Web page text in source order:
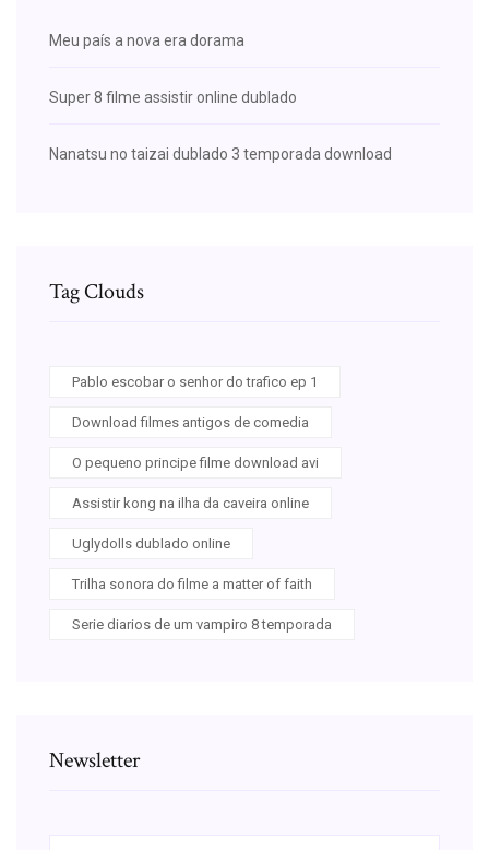
Meu país a nova era dorama
Super 8 filme assistir online dublado
Nanatsu no taizai dublado 3 temporada download
Tag Clouds
Pablo escobar o senhor do trafico ep 1
Download filmes antigos de comedia
O pequeno principe filme download avi
Assistir kong na ilha da caveira online
Uglydolls dublado online
Trilha sonora do filme a matter of faith
Serie diarios de um vampiro 8 temporada
Newsletter